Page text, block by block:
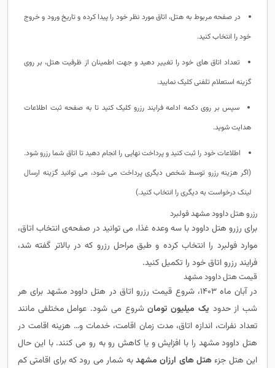
در صفحه مربوط به هتل، اتاق مورد نظر خود را پیدا کرده و تاریخ ورود و خروج
خود را انتخاب کنید.
تعداد اتاق های خود را تغییر دهید و جهت اطمینان از ظرفیت هتل، بر روی
گزینه استعلام تلفنی کلیک نمایید.
سپس بر روی دکمه ادامه فرایند رزرو کلیک کنید تا به صفحه ثبت اطلاعات
هدایت شوید.
اطلاعات خود را ثبت کنید و پرداخت نهایی را انجام دهید تا اتاق شما رزرو شود.
(اگر هزینه رزرو توسط شخص دیگری پرداخت می شود، می توانید گزینه ارسال
لینک درخواست به دیگری را انتخاب کنید.)
رزرو هتل داوود مشهد فولبرد
برای رزرو هتل داوود با سه وعده غذا، می توانید در صفحه‌ی انتخاب اتاق،
موارد فولبرد را انتخاب کرده و طبق مراحل رزرو که در بالاتر گفته شد،
فرایند رزرو اتاق خود را تکمیل کنید.
قیمت هتل داوود مشهد
در آبان ماه 1403، شروع قیمت رزرو اتاق در هتل داوود مشهد برای هر
شب از حدود یک میلیون تومانشروع می شود. عوامل مختلفی مانند
تعداد نفرات، اندازه اتاق، مدت زمان اقامت، خدمات و… هزینه اقامت در
هتل داوود مشهد را با افزایش و یا کاهش رو به رو می کنند. با این حال
این هتل جزءهتل های ارزان مشهدبه شمار می رود که برای اقامتی کم